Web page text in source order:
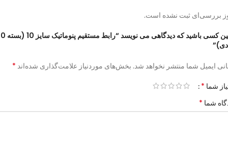
بررسی‌ای ثبت نشده است.
اولین کسی باشید که دیدگاهی می نویسد
ایمیل شما منتشر نخواهد شد. بخش‌های موردنیاز علامت‌گذاری شده‌اند *
شما *
شما *